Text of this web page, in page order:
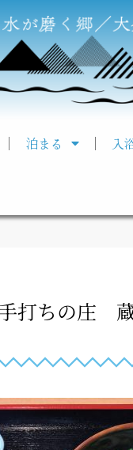
泊まる 入
打ちの庄 蔵